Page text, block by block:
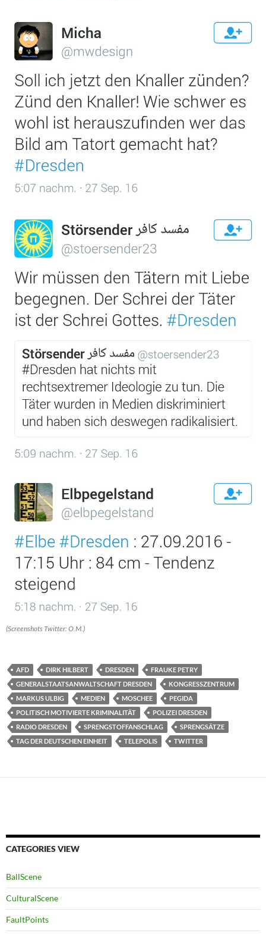
(Screenshots Twitter: O.M.)
AFD DIRK HILBERT DRESDEN
FRAUKE PETRY
GENERALSTAATSANWALTSCHAFT DRESDEN
KONGRESSZENTRUM
MARKUS ULBIG
MEDIEN MOSCHEE
PEGIDA
POLITISCH MOTIVIERTE KRIMINALITÄT
POLIZEI DRESDEN
RADIO DRESDEN
SPRENGSTOFFANSCHLAG
SPRENGSÄTZE
TAG DER DEUTSCHEN EINHEIT
TELEPOLIS TWITTER
CATEGORIES VIEW
BallScene
CulturalScene
FaultPoints